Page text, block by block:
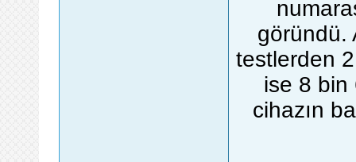
göründü.
testlerden
ise 8 bin
cihazın